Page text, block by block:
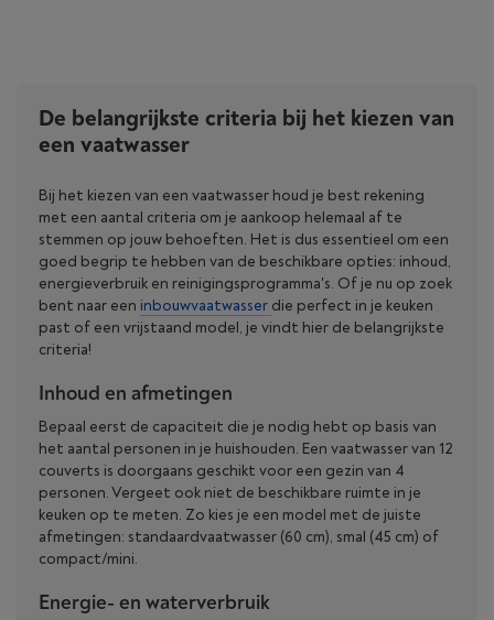
De belangrijkste criteria bij het kiezen van
een vaatwasser
Bij het kiezen van een vaatwasser houd je best rekening
met een aantal criteria om je aankoop helemaal af te
stemmen op jouw behoeften. Het is dus essentieel om een
goed begrip te hebben van de beschikbare opties: inhoud,
energieverbruik en reinigingsprogramma's. Of je nu op zoek
bent naar een inbouwvaatwasser die perfect in je keuken
past of een vrijstaand model, je vindt hier de belangrijkste
criteria!
Inhoud en afmetingen
Bepaal eerst de capaciteit die je nodig hebt op basis van
het aantal personen in je huishouden. Een vaatwasser van 12
couverts is doorgaans geschikt voor een gezin van 4
personen. Vergeet ook niet de beschikbare ruimte in je
keuken op te meten. Zo kies je een model met de juiste
afmetingen: standaardvaatwasser (60 cm), smal (45 cm) of
compact/mini.
Energie- en waterverbruik